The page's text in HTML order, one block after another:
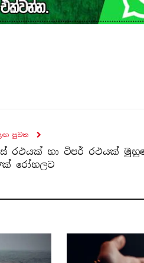
පුව​ත
රථයක් හා ටිපර් රථයක්
රෝහලට